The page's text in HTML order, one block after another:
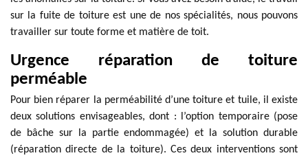
sur la fuite de toiture est une de nos spécialités, nous pouvons
travailler sur toute forme et matière de toit.
Urgence réparation de toiture
perméable
Pour bien réparer la perméabilité d’une toiture et tuile, il existe
deux solutions envisageables, dont : l’option temporaire (pose
de bâche sur la partie endommagée) et la solution durable
(réparation directe de la toiture). Ces deux interventions sont